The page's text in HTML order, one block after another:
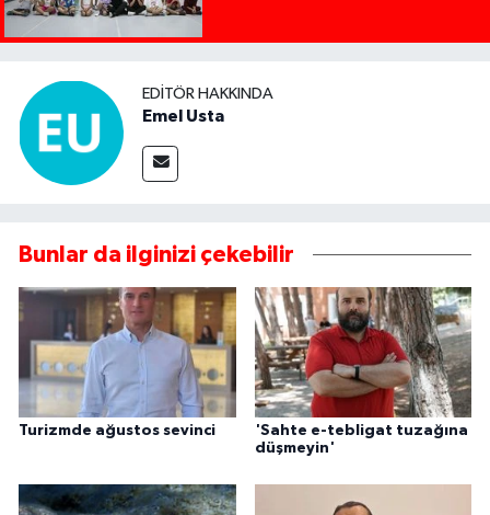
EDITÖR HAKKINDA
Emel Usta
Bunlar da ilginizi çekebilir
Turizmde ağustos sevinci
'Sahte e-tebligat tuzağına
düşmeyin'